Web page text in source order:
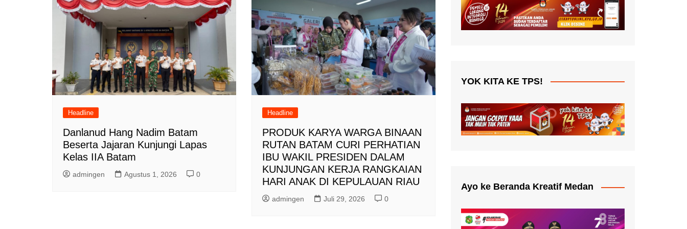
Headline
Danlanud Hang Nadim Batam
Beserta Jajaran Kunjungi Lapas
Kelas IIA Batam
admingen Agustus 1, 2026 0
Headline
PRODUK KARYA WARGA BINAAN
RUTAN BATAM CURI PERHATIAN
IBU WAKIL PRESIDEN DALAM
KUNJUNGAN KERJA RANGKAIAN
HARI ANAK DI KEPULAUAN RIAU
admingen Juli 29, 2026 0
YOK KITA KE TPS!
Ayo ke Beranda Kreatif Medan